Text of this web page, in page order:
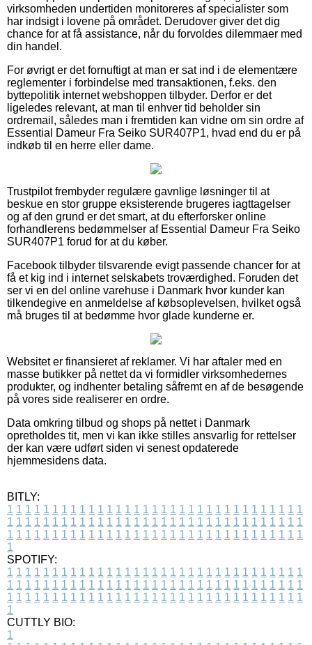
virksomheden undertiden monitoreres af specialister som
har indsigt i lovene på området. Derudover giver det dig
chance for at få assistance, når du forvoldes dilemmaer med
din handel.
For øvrigt er det fornuftigt at man er sat ind i de elementære
reglementer i forbindelse med transaktionen, f.eks. den
byttepolitik internet webshoppen tilbyder. Derfor er det
ligeledes relevant, at man til enhver tid beholder sin
ordremail, således man i fremtiden kan vidne om sin ordre af
Essential Dameur Fra Seiko SUR407P1, hvad end du er på
indkøb til en herre eller dame.
Trustpilot frembyder regulære gavnlige løsninger til at
beskue en stor gruppe eksisterende brugeres iagttagelser
og af den grund er det smart, at du efterforsker online
forhandlerens bedømmelser af Essential Dameur Fra Seiko
SUR407P1 forud for at du køber.
Facebook tilbyder tilsvarende evigt passende chancer for at
få et kig ind i internet selskabets troværdighed. Foruden det
ser vi en del online varehuse i Danmark hvor kunder kan
tilkendegive en anmeldelse af købsoplevelsen, hvilket også
må bruges til at bedømme hvor glade kunderne er.
Websitet er finansieret af reklamer. Vi har aftaler med en
masse butikker på nettet da vi formidler virksomhedernes
produkter, og indhenter betaling såfremt en af de besøgende
på vores side realiserer en ordre.
Data omkring tilbud og shops på nettet i Danmark
opretholdes tit, men vi kan ikke stilles ansvarlig for rettelser
der kan være udført siden vi senest opdaterede
hjemmesidens data.
BITLY:
1 1 1 1 1 1 1 1 1 1 1 1 1 1 1 1 1 1 1 1 1 1 1 1 1 1 1 1 1 1 1 1 1
1 1 1 1 1 1 1 1 1 1 1 1 1 1 1 1 1 1 1 1 1 1 1 1 1 1 1 1 1 1 1 1 1
1 1 1 1 1 1 1 1 1 1 1 1 1 1 1 1 1 1 1 1 1 1 1 1 1 1 1 1 1 1 1 1 1
1
SPOTIFY:
1 1 1 1 1 1 1 1 1 1 1 1 1 1 1 1 1 1 1 1 1 1 1 1 1 1 1 1 1 1 1 1 1
1 1 1 1 1 1 1 1 1 1 1 1 1 1 1 1 1 1 1 1 1 1 1 1 1 1 1 1 1 1 1 1 1
1 1 1 1 1 1 1 1 1 1 1 1 1 1 1 1 1 1 1 1 1 1 1 1 1 1 1 1 1 1 1 1 1
1
CUTTLY BIO:
1